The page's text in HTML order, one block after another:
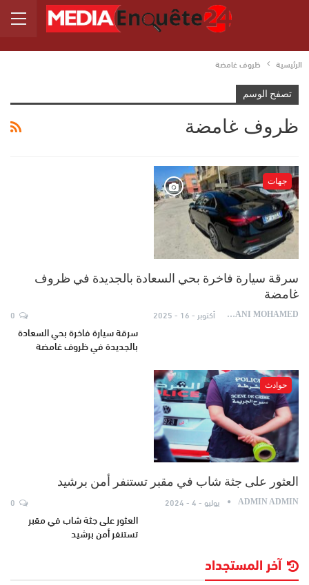
الرئيسية ظروف غامضة
تصفح الوسم
ظروف غامضة
جهات
سرقة سيارة فاخرة بحي السعادة بالجديدة في ظروف
غامضة
AYDANI MOHAMED أكتوبر - 16 - 2025
سرقة سيارة فاخرة بحي السعادة
بالجديدة في ظروف غامضة
حوادث
العثور على جثة شاب في مقبر تستنفر أمن برشيد
ADMIN ADMIN يوليو - 4 - 2024
العثور على جثة شاب في مقبر
تستنفر أمن برشيد
آخر المستجداد